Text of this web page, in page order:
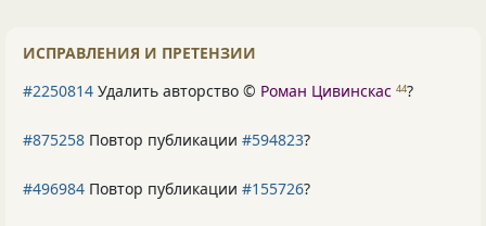
ИСПРАВЛЕНИЯ И ПРЕТЕНЗИИ
#2250814 Удалить авторство © Роман Цивинскас 44?
#875258 Повтор публикации #594823?
#496984 Повтор публикации #155726?